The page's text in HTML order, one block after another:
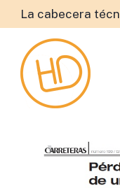
La cabecera